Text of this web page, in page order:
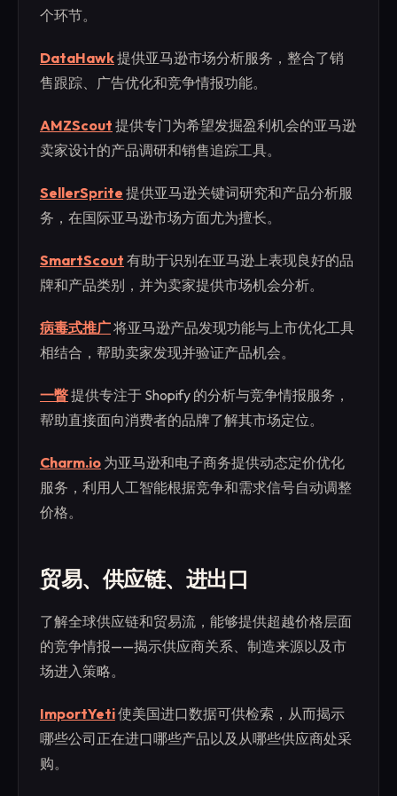
个环节。
DataHawk提供亚马逊市场分析服务，整合了销
售跟踪、广告优化和竞争情报功能。
AMZScout 提供专门为希望发掘盈利机会的亚马逊
卖家设计的产品调研和销售追踪工具。
SellerSprite 提供亚马逊关键词研究和产品分析服
务，在国际亚马逊市场方面尤为擅长。
SmartScout 有助于识别在亚马逊上表现良好的品
牌和产品类别，并为卖家提供市场机会分析。
病毒式推广将亚马逊产品发现功能与上市优化工具
相结合，帮助卖家发现并验证产品机会。
一瞥提供专注于 Shopify 的分析与竞争情报服务，
帮助直接面向消费者的品牌了解其市场定位。
Charm.io 为亚马逊和电子商务提供动态定价优化
服务，利用人工智能根据竞争和需求信号自动调整
价格。
贸易、供应链、进出口
了解全球供应链和贸易流，能够提供超越价格层面
的竞争情报——揭示供应商关系、制造来源以及市
场进入策略。
ImportYeti使美国进口数据可供检索，从而揭示
哪些公司正在进口哪些产品以及从哪些供应商处采
购。